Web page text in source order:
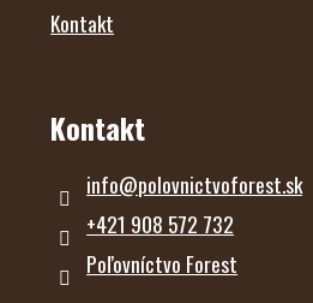
Kontakt
Kontakt
info@polovnictvoforest.sk
+421 908 572 732
Poľovníctvo Forest